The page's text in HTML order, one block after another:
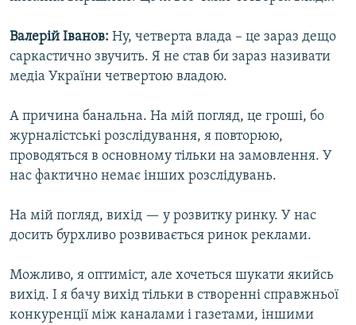
Валерій Іванов: Ну, четверта влада – це зараз дещо
саркастично звучить. Я не став би зараз називати
медіа України четвертою владою.
А причина банальна. На мій погляд, це гроші, бо
журналістські розслідування, я повторюю,
проводяться в основному тільки на замовлення. У
нас фактично немає інших розслідувань.
На мій погляд, вихід — у розвитку ринку. У нас
досить бурхливо розвивається ринок реклами.
Можливо, я оптиміст, але хочеться шукати якийсь
вихід. І я бачу вихід тільки в створенні справжньої
конкуренції між каналами і газетами, іншими